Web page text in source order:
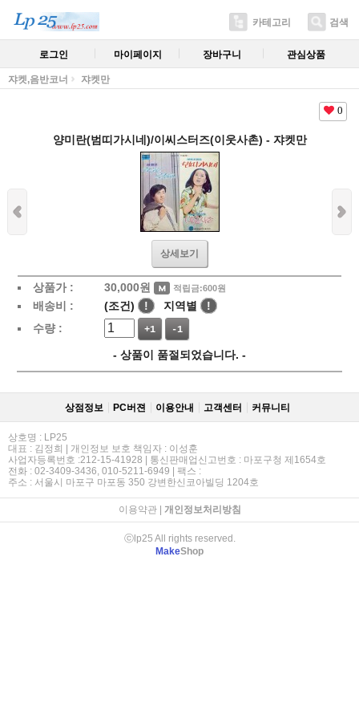
카테고리 검색
로그인 마이페이지 장바구니 관심상품
쟈켓,음반코너 쟈켓만
0
양미란(범띠가시네)/이씨스터즈(이웃사촌) - 쟈켓만
상세보기
상품가 : 30,000원 적립금:600원
배송비 : (조건) ! 지역별
!
수량 :
+1 -1
- 상품이 품절되었습니다. -
상점정보 PC버젼 이용안내 고객센터 커뮤니티
상호명 : LP25
대표 : 김정희 | 개인정보 보호 책임자 : 이성훈
사업자등록번호 :212-15-41928 | 통신판매업신고번호 : 마포구청 제1654호
전화 : 02-3409-3436, 010-5211-6949 | 팩스 :
주소 : 서울시 마포구 마포동 350 강변한신코아빌딩 1204호
이용약관| 개인정보처리방침
ⓒlp25 All rights reserved.
MakeShop